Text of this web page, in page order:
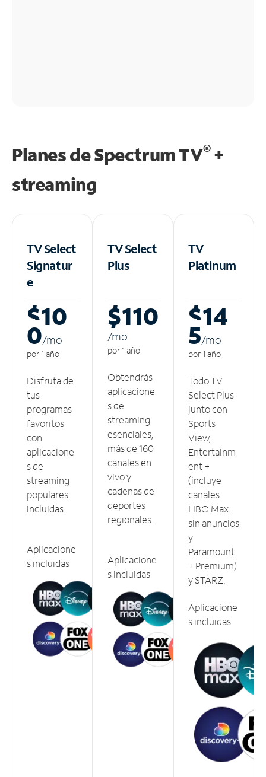
Planes de Spectrum TV®+
streaming
TV Select
Signatur
e
$10
0/mo
por 1 año
Disfruta de
tus
programas
favoritos
con
aplicacione
s de
streaming
populares
incluidas.
Aplicacione
s incluidas
TV Select
Plus
$110
/mo
por 1 año
Obtendrás
aplicacione
s de
streaming
esenciales,
más de 160
canales en
vivo y
cadenas de
deportes
regionales.
Aplicacione
s incluidas
TV
Platinum
$14
5/mo
por 1 año
Todo TV
Select Plus
junto con
Sports
View,
Entertainm
ent +
(incluye
canales
HBO Max
sin anuncios
y
Paramount
+ Premium)
y STARZ.
Aplicacione
s incluidas